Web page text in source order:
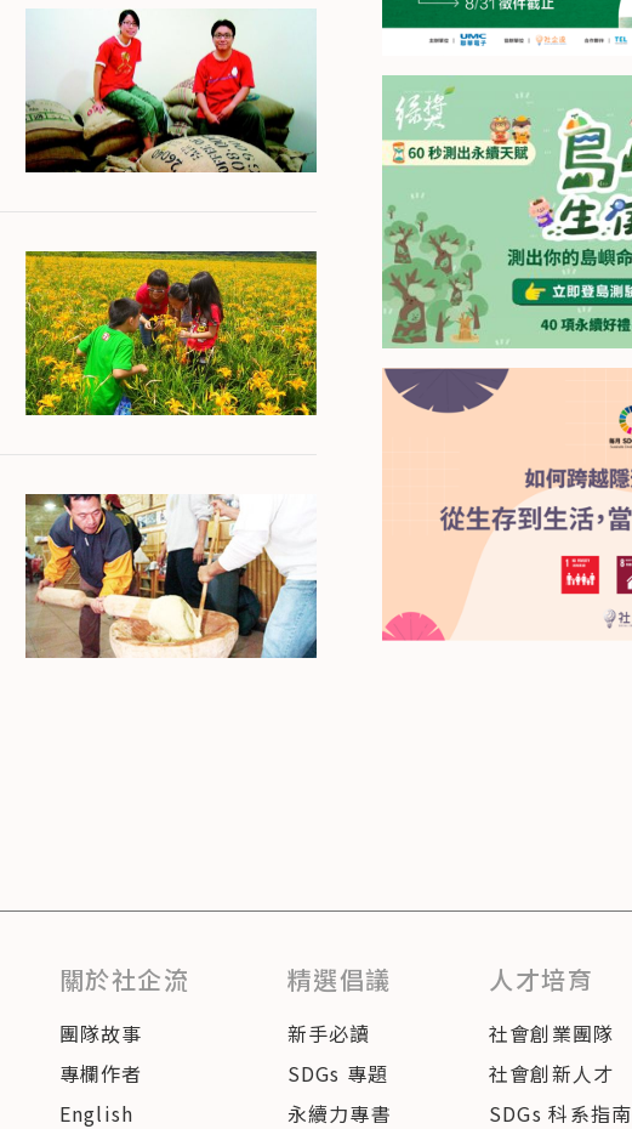
關於社企流
團隊故事
專欄作者
English
精選倡議
新手必讀
SDGs 專題
永續力專書
人才培育
社會創業團隊
社會創新人才
SDGs 科系指南